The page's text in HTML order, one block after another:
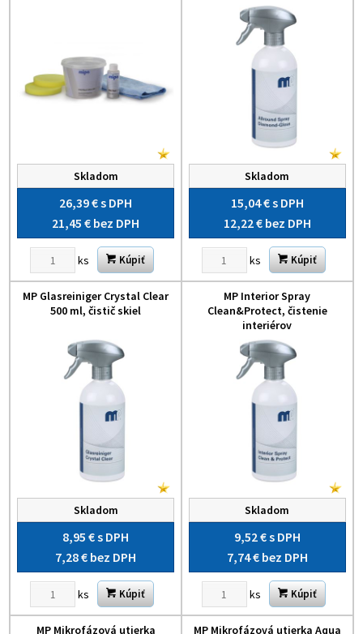
Skladom
26,39 €s DPH
21,45 € bez DPH
ks Kúpiť
Skladom
15,04 €s DPH
12,22 € bez DPH
ks Kúpiť
MP Glasreiniger Crystal Clear
500 ml, čistič skiel
Skladom
8,95 €s DPH
7,28 € bez DPH
ks Kúpiť
MP Interior Spray
Clean&Protect, čistenie
interiérov
Skladom
9,52 €s DPH
7,74 € bez DPH
ks Kúpiť
MP Mikrofázová utierka MP Mikrofázová utierka Aqua